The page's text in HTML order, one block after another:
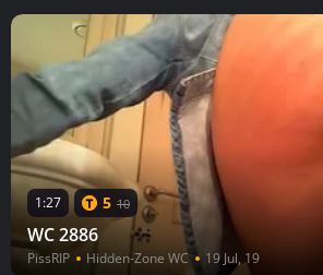
1:27 5 10
WC 2886
PissRIP Hidden-Zone WC 19 Jul, 19